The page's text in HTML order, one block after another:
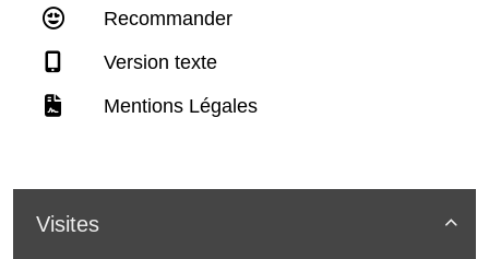
Recommander
Version texte
Mentions Légales

Visites